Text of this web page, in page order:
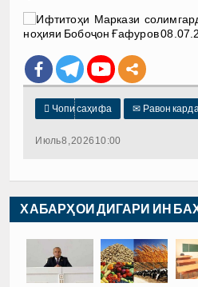
 Чопи саҳифа ✉ Равон
Июль 8, 2026 10:00
ХАБАРҲОИ ДИГАРИ ИН